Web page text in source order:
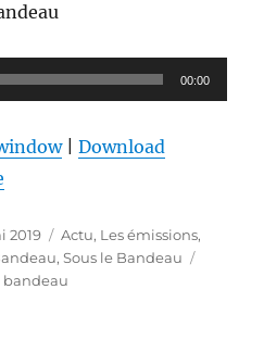
00:00
|Download
2019 Catégories
Actu, Les émissions,
,Sous le Bandeau
bandeau